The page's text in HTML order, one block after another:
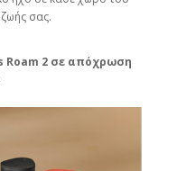
ζωής σας.
Roam 2 σε απόχρωση